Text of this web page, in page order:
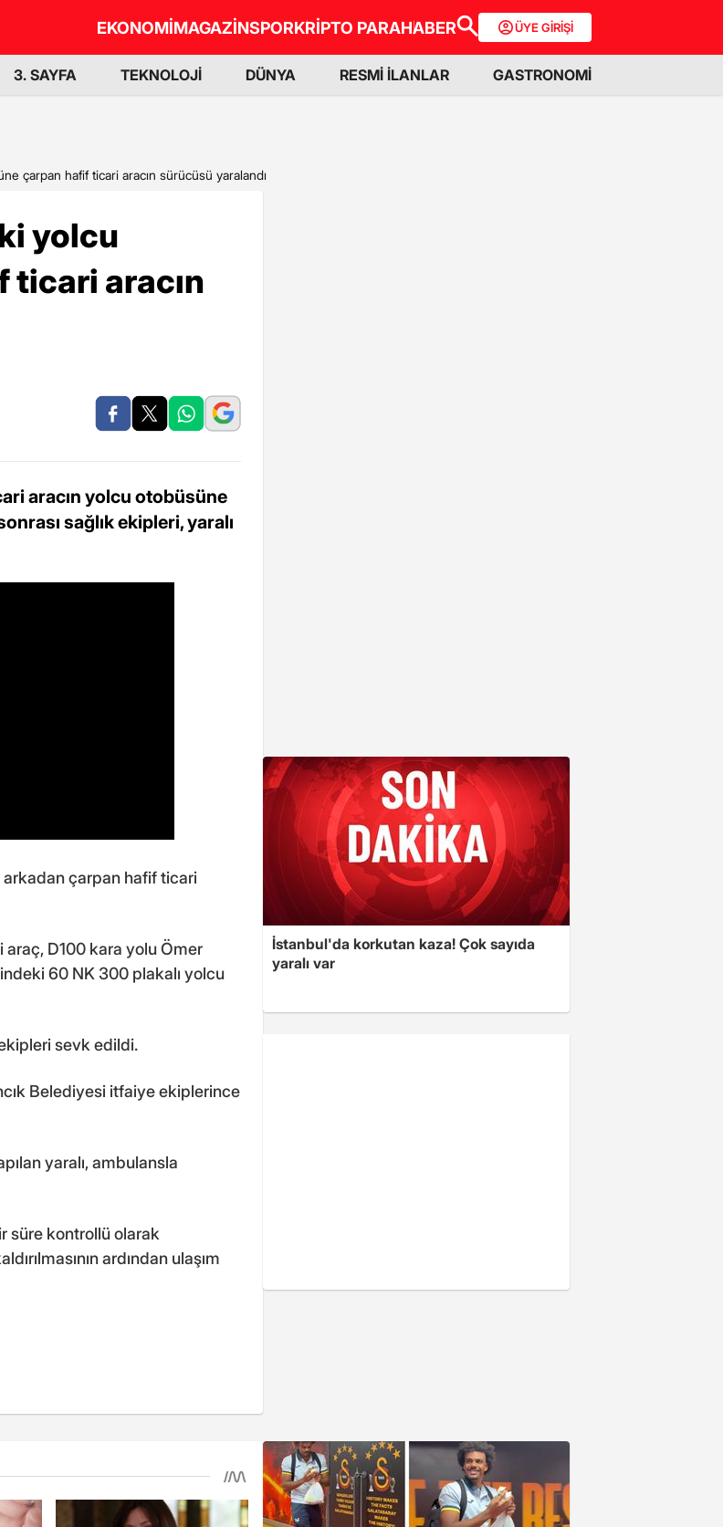
EKONOMİMAGAZİNSPORKRİPTO PARAHABER ÜYE GİRİŞİ
3. SAYFA TEKNOLOJİ DÜNYA RESMİ İLANLAR GASTRONOMİ
çarpan hafif ticari aracın sürücüsü yaralandı
yolcu
aracın
aracın yolcu otobüsüne
sağlık ekipleri, yaralı
çarpan hafif ticari
araç, D100 kara yolu Ömer
60 NK 300 plakalı yolcu
sevk edildi.
Belediyesi itfaiye ekiplerince
yaralı, ambulansla
süre kontrollü olarak
ardından ulaşım
İstanbul'da korkutan kaza! Çok sayıda
yaralı var